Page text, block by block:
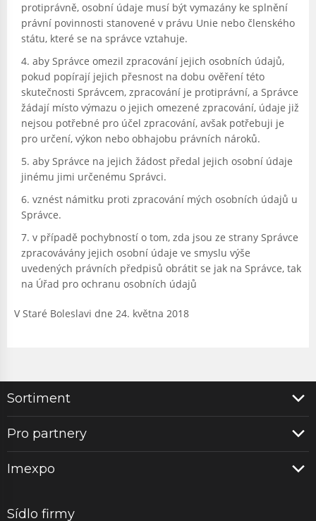
protiprávně, osobní údaje musí být vymazány ke splnění
právní povinnosti stanovené v právu Unie nebo členského
státu, které se na správce vztahuje.
aby Správce omezil zpracování jejich osobních údajů,
pokud popírají jejich přesnost na dobu ověření této
skutečnosti Správcem, zpracování je protiprávní, a Správce
žádají místo výmazu o jejich omezené zpracování, údaje již
nejsou potřebné pro účel zpracování, avšak potřebuji je
pro určení, výkon nebo obhajobu právních nároků.
aby Správce na jejich žádost předal jejich osobní údaje
jinému jimi určenému Správci.
vznést námitku proti zpracování mých osobních údajů u
Správce.
v případě pochybností o tom, zda jsou ze strany Správce
zpracovávány jejich osobní údaje ve smyslu výše
uvedených právních předpisů obrátit se jak na Správce, tak
na Úřad pro ochranu osobních údajů
V Staré Boleslavi dne 24. května 2018
Sortiment
Pro partnery
Imexpo
Sídlo firmy